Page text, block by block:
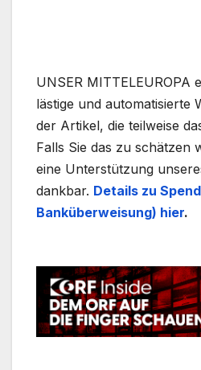
UNSER MITTELEUROPA
lästige und automatisierte
der Artikel, die teilweise
Falls Sie das zu schätzen
eine Unterstützung
dankbar. Details zu
Banküberweisung) hier.